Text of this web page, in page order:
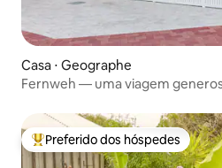
Casa ⋅ Geographe
Fernweh — uma viagem
Entre os melhores preferidos
Preferido dos hóspedes